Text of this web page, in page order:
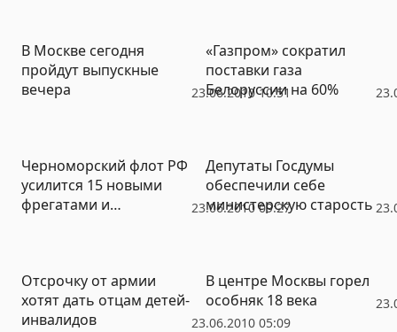
23.06.2010 10:51
В Москве сегодня
пройдут выпускные
вечера
«Газпром» сократил
поставки газа
Белоруссии на 60%
23.06.2010 09:27
Черноморский флот РФ
усилится 15 новыми
фрегатами и
Депутаты Госдумы
обеспечили себе
министерскую старость
23.06.2010 05:09
Отсрочку от армии
хотят дать отцам детей-
инвалидов
В центре Москвы горел
особняк 18 века